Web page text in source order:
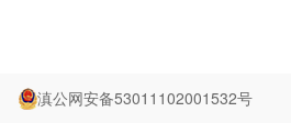
滇公网安备53011102001532号